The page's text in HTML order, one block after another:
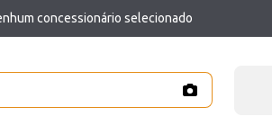
concessionário selecionado